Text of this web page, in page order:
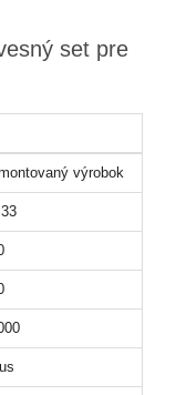
set pre
výrobok